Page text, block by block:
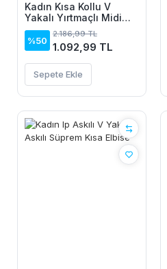
Kadın Kısa Kollu V
Yakalı Yırtmaçlı Midi
Boy Viskon Elbise
%50
2.186,99 TL
1.092,99 TL
Sepete Ekle